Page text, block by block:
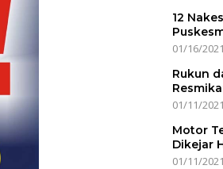
12
01/16/2021
Rukun
01/11/2021
Motor
Dikejar
01/11/2021